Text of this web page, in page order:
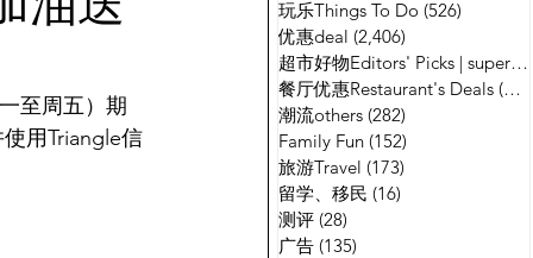
至周五）期
用Triangle信
玩乐Things To Do (526)
优惠deal (2,406)
超市好物Editors' Picks | supermarket
餐厅优惠Restaurant's Deals (134)
潮流others (282)
Family Fun (152)
旅游Travel (173)
留学、移民 (16)
测评 (28)
广告 (135)